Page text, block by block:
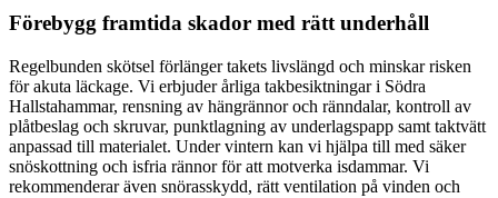
Förebygg framtida skador med rätt underhåll
Regelbunden skötsel förlänger takets livslängd och minskar risken
för akuta läckage. Vi erbjuder årliga takbesiktningar i Södra
Hallstahammar, rensning av hängrännor och ränndalar, kontroll av
plåtbeslag och skruvar, punktlagning av underlagspapp samt taktvätt
anpassad till materialet. Under vintern kan vi hjälpa till med säker
snöskottning och isfria rännor för att motverka isdammar. Vi
rekommenderar även snörasskydd, rätt ventilation på vinden och